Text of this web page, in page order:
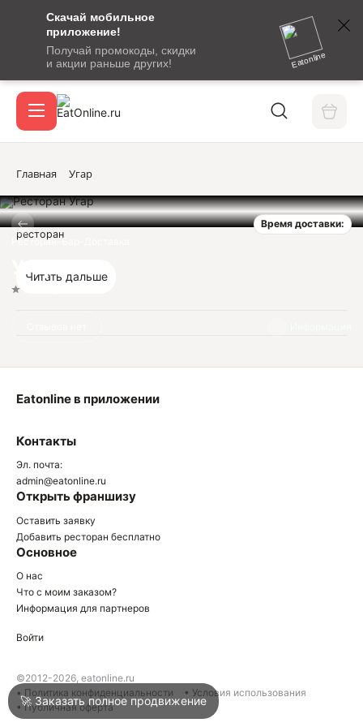
Скачай мобильное
приложение!
Получай промокоды, скидки
и акции раньше других!
Eatonline
сообщение
кодом
подтверждения
Вход / регистрация
Акции
Войти
Написать в техподдержку
Главная Угар
Время доставки:
Ресторан-Бар-Доставка
Угар
ресторан
Читать дальше
Контакты
Эл. почта:
admin@eatonline.ru
Открыть франшизу
Оставить заявку
Добавить ресторан бесплатно
Основное
О нас
Что с моим заказом?
Информация для партнеров
Eatonline в приложении
Войти
©2012-2026, eatonline.ru
• Политика конфиденциальности
• Условия использования
• Публичная оферта
🚀 Заказать полное продвижение